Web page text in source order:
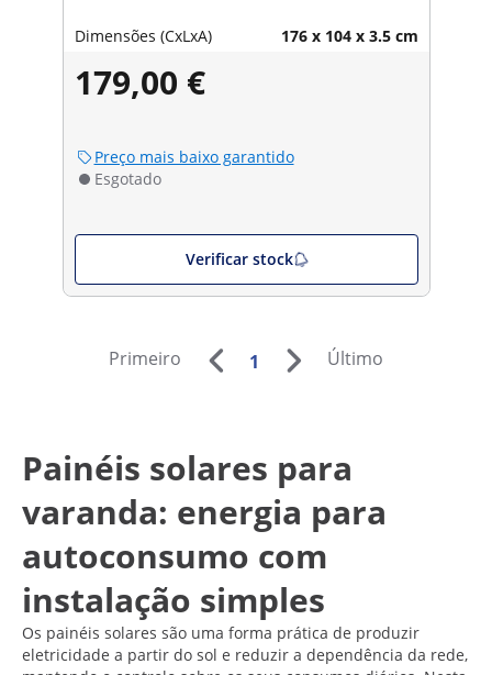
Dimensões (CxLxA) 176 x 104 x 3.5 cm
179,00 €
Preço mais baixo garantido
Esgotado
Verificar stock
Primeiro 1 Último
Painéis solares para
varanda: energia para
autoconsumo com
instalação simples
Os painéis solares são uma forma prática de produzir
eletricidade a partir do sol e reduzir a dependência da rede,